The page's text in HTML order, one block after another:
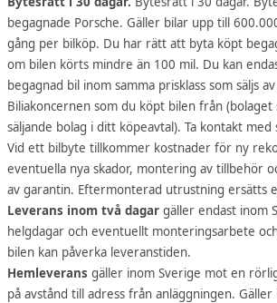
begagnade Porsche. Gäller bilar upp till
gång per bilköp. Du har rätt att byta köpt
om bilen körts mindre än 100 mil. Du kan
begagnad bil inom samma prisklass som säljs
Biliakoncernen som du köpt bilen från (bolaget
säljande bolag i ditt köpeavtal). Ta kontakt med
Vid ett bilbyte tillkommer kostnader för ny
eventuella nya skador, montering av tillbehör
av garantin. Eftermonterad utrustning ersätts
Leverans inom två dagar gäller endast inom
helgdagar och eventuellt monteringsarbete
bilen kan påverka leveranstiden.
Hemleverans gäller inom Sverige mot en
på avstånd till adress från anläggningen.